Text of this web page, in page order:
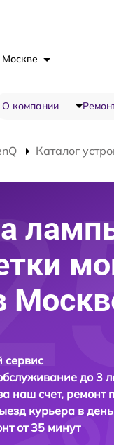
Москве
О компании
Каталог
до 3
наш счет, ремонт
курьера в
от 35 минут